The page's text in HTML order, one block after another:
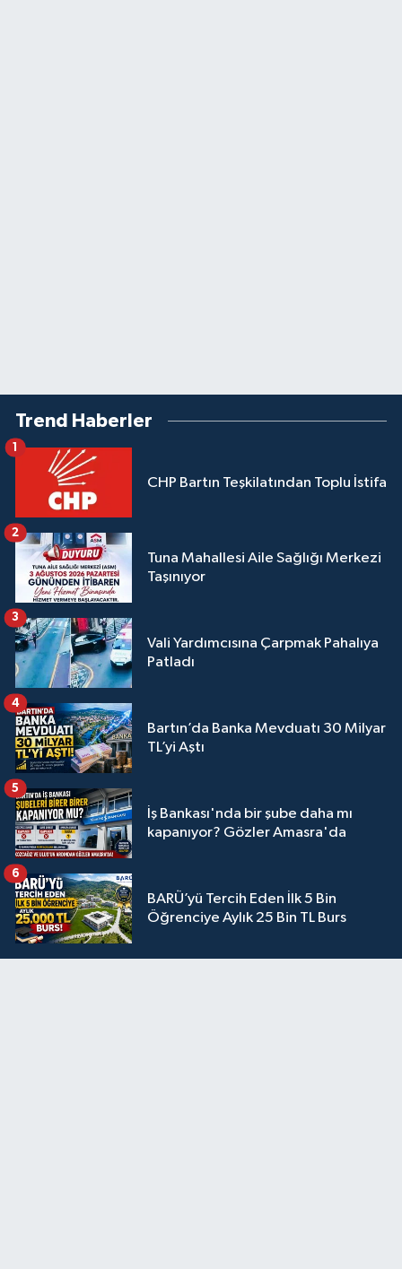
Trend Haberler
CHP Bartın Teşkilatından Toplu İstifa
1
Tuna Mahallesi Aile Sağlığı Merkezi
Taşınıyor
2
Vali Yardımcısına Çarpmak Pahalıya
Patladı
3
Bartın’da Banka Mevduatı 30 Milyar
TL’yi Aştı
4
İş Bankası'nda bir şube daha mı
kapanıyor? Gözler Amasra'da
5
BARÜ’yü Tercih Eden İlk 5 Bin
Öğrenciye Aylık 25 Bin TL Burs
6